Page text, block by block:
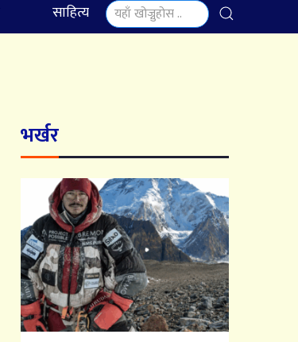
साहित्य
भर्खर